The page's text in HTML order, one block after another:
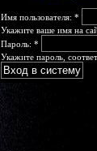
Имя пользователя: *
Укажите ваше имя на
Пароль: *
Укажите пароль,